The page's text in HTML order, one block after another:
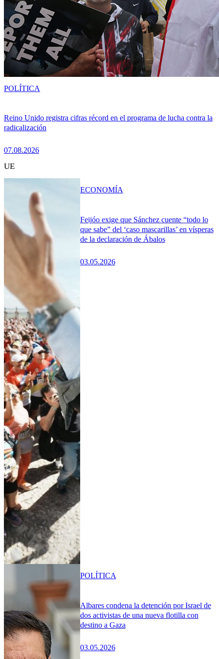
Reino Unido registra cifras récord en el programa de lucha contra la
radicalización
07.08.2026
POLÍTICA
UE
Feijóo exige que Sánchez cuente “todo lo
que sabe” del ‘caso mascarillas’ en vísperas
de la declaración de Ábalos
03.05.2026
ECONOMÍA
Albares condena la detención por Israel de
dos activistas de una nueva flotilla con
destino a Gaza
03.05.2026
POLÍTICA